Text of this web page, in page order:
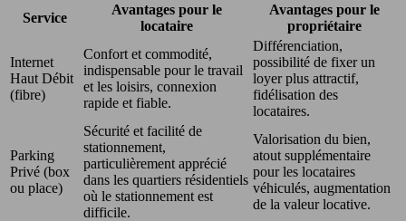
Service
Avantages pour le
locataire
Avantages pour le
propriétaire
Internet
Haut Débit
(fibre)
Confort et commodité,
indispensable pour le travail
et les loisirs, connexion
rapide et fiable.
Différenciation,
possibilité de fixer un
loyer plus attractif,
fidélisation des
locataires.
Parking
Privé (box
ou place)
Sécurité et facilité de
stationnement,
particulièrement apprécié
dans les quartiers résidentiels
où le stationnement est
difficile.
Valorisation du bien,
atout supplémentaire
pour les locataires
véhiculés, augmentation
de la valeur locative.